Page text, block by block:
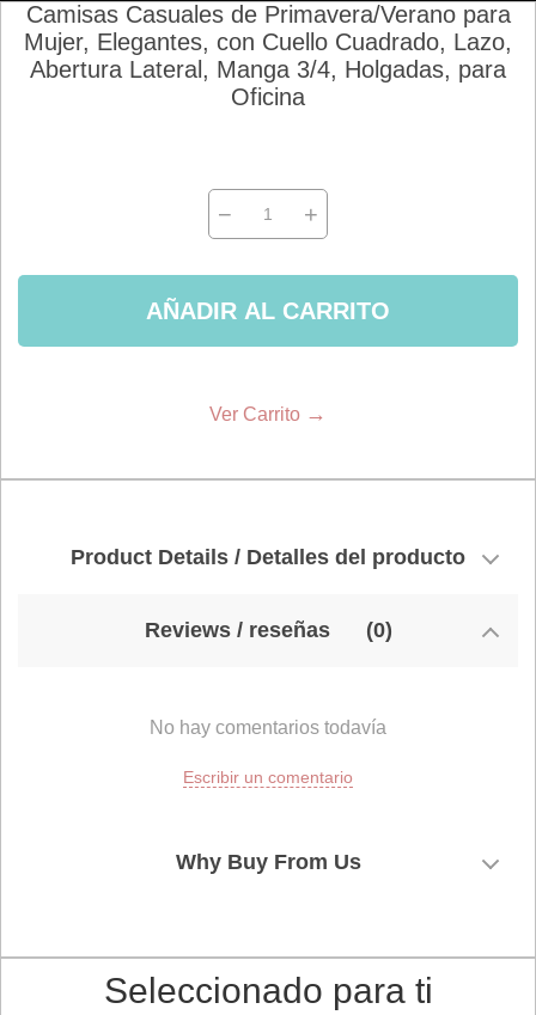
Camisas Casuales de Primavera/Verano para
Mujer, Elegantes, con Cuello Cuadrado, Lazo,
Abertura Lateral, Manga 3/4, Holgadas, para
Oficina
− +
AÑADIR AL CARRITO
Ver Carrito →
Product Details / Detalles del producto
Reviews / reseñas (0)
No hay comentarios todavía
Escribir un comentario
Why Buy From Us
Seleccionado para ti